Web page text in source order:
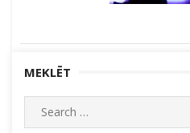
MEKLĒT
Search
for: